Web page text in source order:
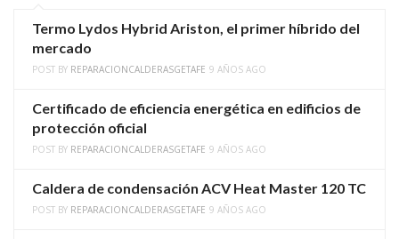
Termo Lydos Hybrid Ariston, el primer híbrido del
mercado
POST BY REPARACIONCALDERASGETAFE 9 AÑOS AGO
Certificado de eficiencia energética en edificios de
protección oficial
POST BY REPARACIONCALDERASGETAFE 9 AÑOS AGO
Caldera de condensación ACV Heat Master 120 TC
POST BY REPARACIONCALDERASGETAFE 9 AÑOS AGO